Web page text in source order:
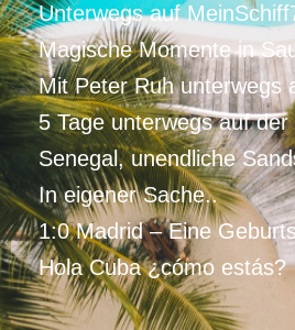
Unterwegs auf
Magische Momente in
Mit Peter Ruh unterwegs
5 Tage unterwegs auf
Senegal, unendliche
In eigener Sache..
1:0 Madrid – Eine
Hola Cuba ¿cómo estás?